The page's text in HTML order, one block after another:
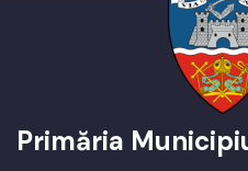
Primăria